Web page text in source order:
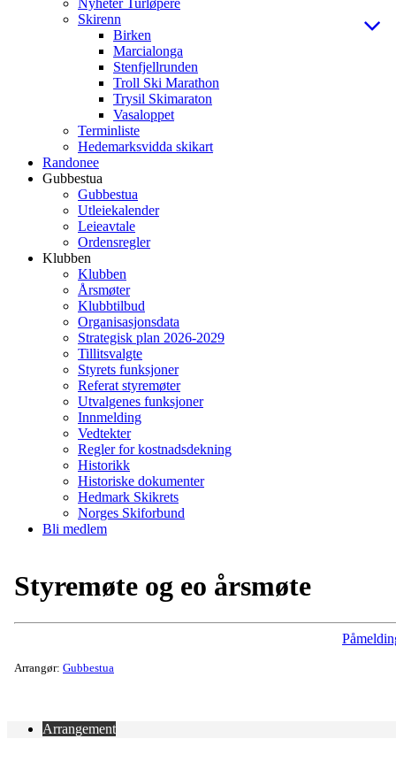
Nyheter Turløpere
Skirenn
Birken
Marcialonga
Stenfjellrunden
Troll Ski Marathon
Trysil Skimaraton
Vasaloppet
Terminliste
Hedemarksvidda skikart
Randonee
Gubbestua
Gubbestua
Utleiekalender
Leieavtale
Ordensregler
Klubben
Klubben
Årsmøter
Klubbtilbud
Organisasjonsdata
Strategisk plan 2026-2029
Tillitsvalgte
Styrets funksjoner
Referat styremøter
Utvalgenes funksjoner
Innmelding
Vedtekter
Regler for kostnadsdekning
Historikk
Historiske dokumenter
Hedmark Skikrets
Norges Skiforbund
Bli medlem
Styremøte og eo årsmøte
Arrangør: Gubbestua
Arrangement